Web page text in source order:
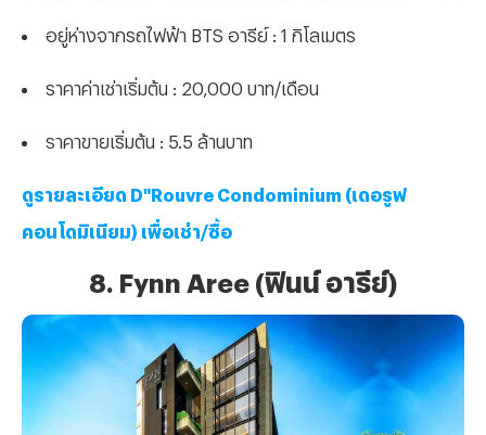
อยู่ห่างจากรถไฟฟ้า BTS อารีย์ : 1 กิโลเมตร
ราคาค่าเช่าเริ่มต้น : 20,000 บาท/เดือน
ราคาขายเริ่มต้น : 5.5 ล้านบาท
ดูรายละเอียด D"Rouvre Condominium (เดอรูฟ
คอนโดมิเนียม) เพื่อเช่า/ซื้อ
8. Fynn Aree (ฟินน์ อารีย์)